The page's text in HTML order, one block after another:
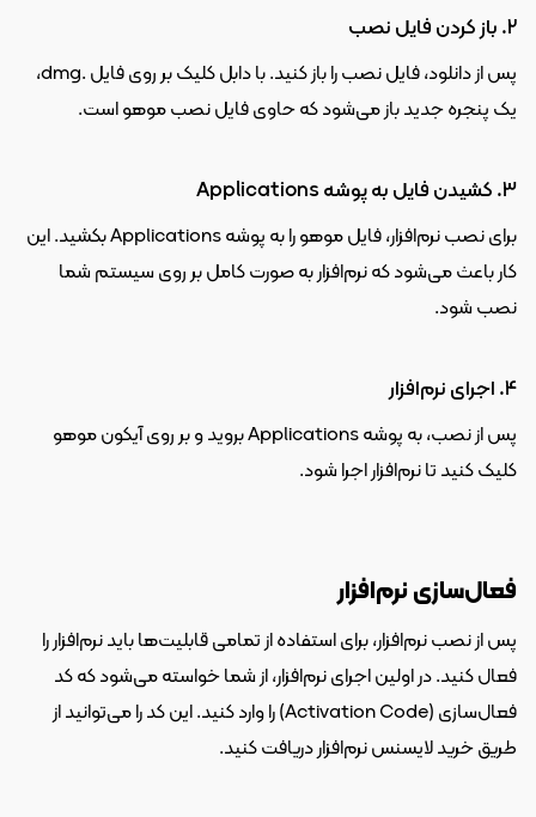
2. باز کردن فایل نصب
یک پنجره جدید باز می‌شود که حاوی فایل نصب موهو است.
3. کشیدن فایل به پوشه Applications
نصب شود.
4. اجرای نرم‌افزار
کلیک کنید تا نرم‌افزار اجرا شود.
فعال‌سازی نرم‌افزار
طریق خرید لایسنس نرم‌افزار دریافت کنید.